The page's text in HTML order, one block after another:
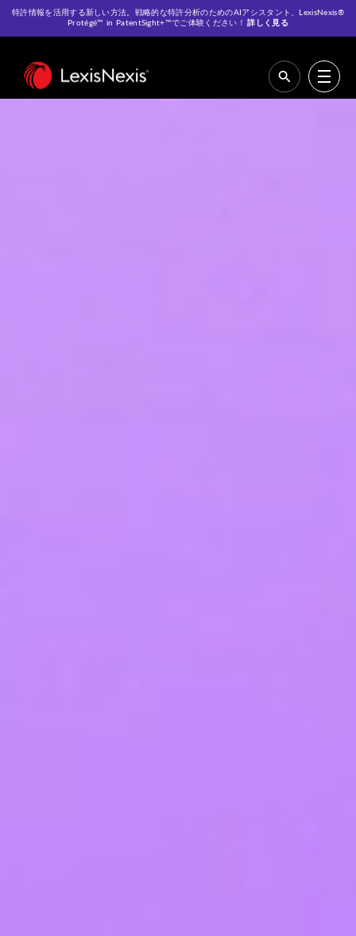
特許情報を活用する新しい方法。戦略的な特許分析のためのAIアシスタント、LexisNexis®
Protégé™ in PatentSight+™でご体験ください！
詳しく見る